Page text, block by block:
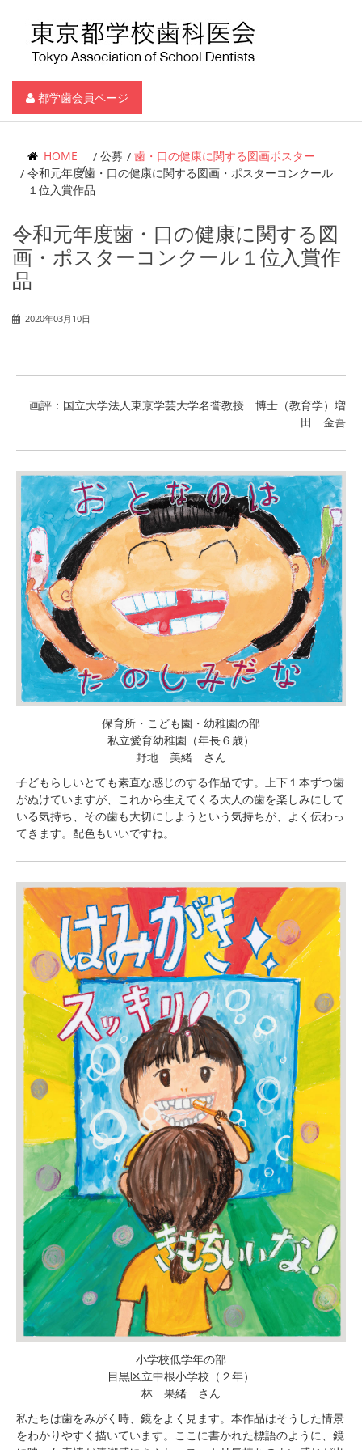
都学歯会員ページ
HOME 公募
歯・口の健康に関する図画ポスター
令和元年度歯・口の健康に関する図画・ポスターコンクール
１位入賞作品
令和元年度歯・口の健康に関する図
画・ポスターコンクール１位入賞作
品
2020年03月10日
画評：国立大学法人東京学芸大学名誉教授 博士（教育学）増
田 金吾
保育所・こども園・幼稚園の部
私立愛育幼稚園（年長６歳）
野地 美緒 さん
子どもらしいとても素直な感じのする作品です。上下１本ずつ歯
がぬけていますが、これから生えてくる大人の歯を楽しみにして
いる気持ち、その歯も大切にしようという気持ちが、よく伝わっ
てきます。配色もいいですね。
小学校低学年の部
目黒区立中根小学校（２年）
林 果緒 さん
私たちは歯をみがく時、鏡をよく見ます。本作品はそうした情景
をわかりやすく描いています。ここに書かれた標語のように、鏡